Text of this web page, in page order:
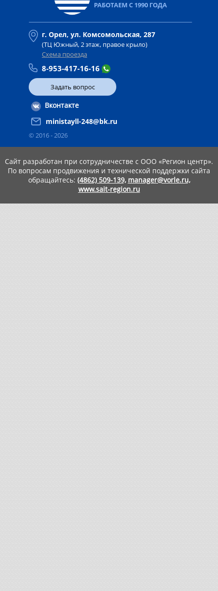
РАБОТАЕМ С 1990 ГОДА
г. Орел, ул. Комсомольская, 287
(ТЦ Южный, 2 этаж, правое крыло)
Схема проезда
8-953-417-16-16
Задать вопрос
Вконтакте
ministayll-248@bk.ru
© 2016 -2026
Сайт разработан при сотрудничестве с ООО «Регион центр».
По вопросам продвижения и технической поддержки сайта
обращайтесь: (4862) 509-139, manager@vorle.ru,
www.sait-region.ru